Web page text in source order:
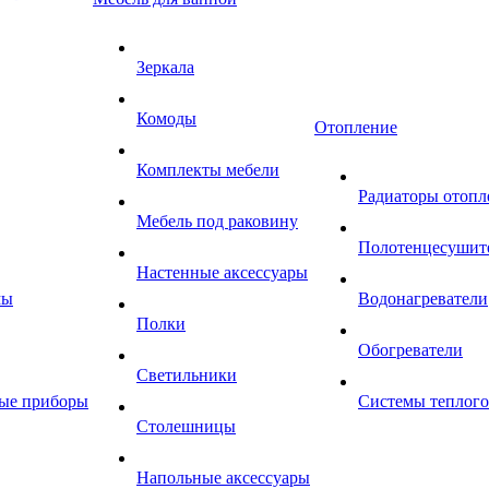
приборы
Зеркала
Комоды
Комплекты мебели
Мебель под раковину
Настенные аксессуары
Полки
Светильники
Столешницы
Напольные аксессуары
Отопление
Радиаторы
Водонагреватели
Обогреватели
Системы